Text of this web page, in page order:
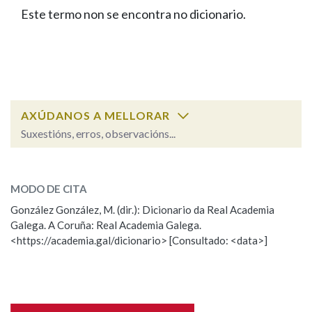
FIGURAS HOMENAXEADAS
PORTAL DAS PALABRAS
Facebook
TwitterYoutubeInstagram
Bluesky
BUSCAR NOS LEMAS
Remata por
BUSCAR NO CONTIDO
Nas definicións
Este termo non se encontra no dicionario.
AXÚDANOS A MELLORAR
Suxestións, erros, observacións...
Observación
Nome
MODO DE CITA
González González, M. (dir.): Dicionario da Real Academia
Galega. A Coruña: Real Academia Galega.
<https://academia.gal/dicionario> [Consultado: <data>]